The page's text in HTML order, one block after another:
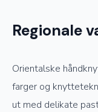
Regionale
Orientalske
farger og
ut med delikate